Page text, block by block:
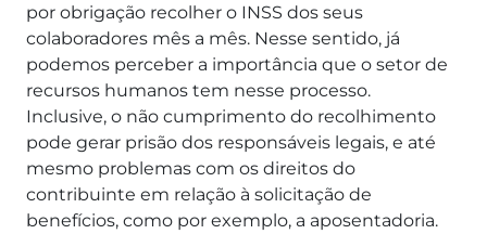
por obrigação recolher o INSS dos seus
colaboradores mês a mês. Nesse sentido, já
podemos perceber a importância que o setor de
recursos humanos tem nesse processo.
Inclusive, o não cumprimento do recolhimento
pode gerar prisão dos responsáveis legais, e até
mesmo problemas com os direitos do
contribuinte em relação à solicitação de
benefícios, como por exemplo, a aposentadoria.